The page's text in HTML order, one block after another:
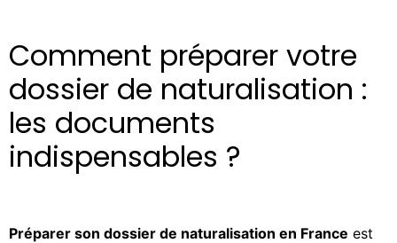
Comment préparer votre
dossier de naturalisation :
les documents
indispensables ?
Préparer son dossier de naturalisation en France est